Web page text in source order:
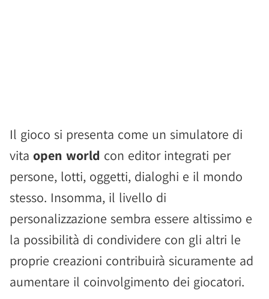
Il gioco si presenta come un simulatore di
vita open world con editor integrati per
persone, lotti, oggetti, dialoghi e il mondo
stesso. Insomma, il livello di
personalizzazione sembra essere altissimo e
la possibilità di condividere con gli altri le
proprie creazioni contribuirà sicuramente ad
aumentare il coinvolgimento dei giocatori.